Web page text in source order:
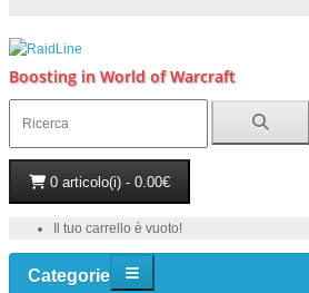
Boosting in World of Warcraft
0 articolo(i) - 0.00€
Il tuo carrello è vuoto!
Categorie